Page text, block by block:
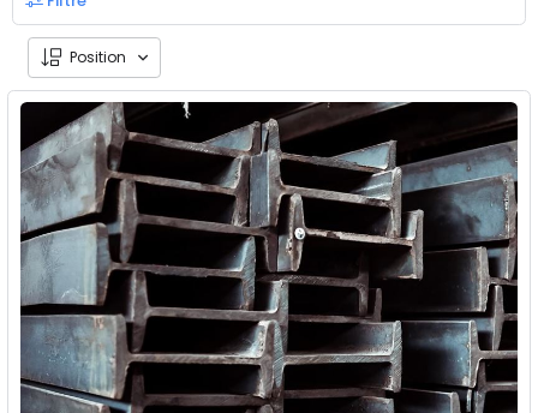
Position